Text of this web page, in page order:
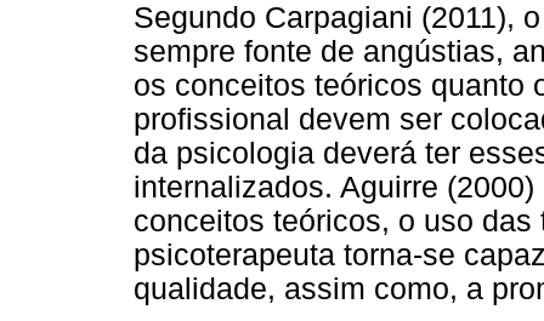
Segundo Carpagiani (2011),
sempre fonte de angústias,
os conceitos teóricos quanto
profissional devem ser
da psicologia deverá ter
internalizados. Aguirre
conceitos teóricos, o uso
psicoterapeuta torna-se
qualidade, assim como, a